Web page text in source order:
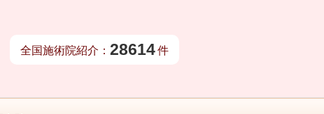
全国施術院紹介： 28614件